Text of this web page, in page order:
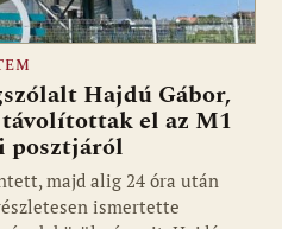
Hajdú Gábor,
el az M1
posztjáról
majd alig 24 óra után
ismertette